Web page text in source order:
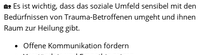
🏡 Es ist wichtig, dass das soziale Umfeld sensibel mit den
Bedürfnissen von Trauma-Betroffenen umgeht und ihnen
Raum zur Heilung gibt.
Offene Kommunikation fördern